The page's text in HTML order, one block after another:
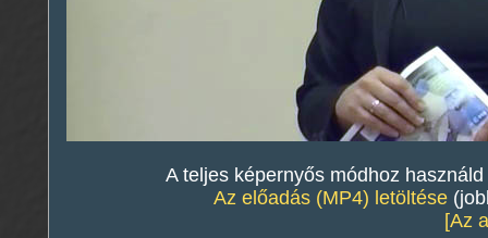
A teljes képernyős módhoz
Az előadás (MP4) letöltése
[Az